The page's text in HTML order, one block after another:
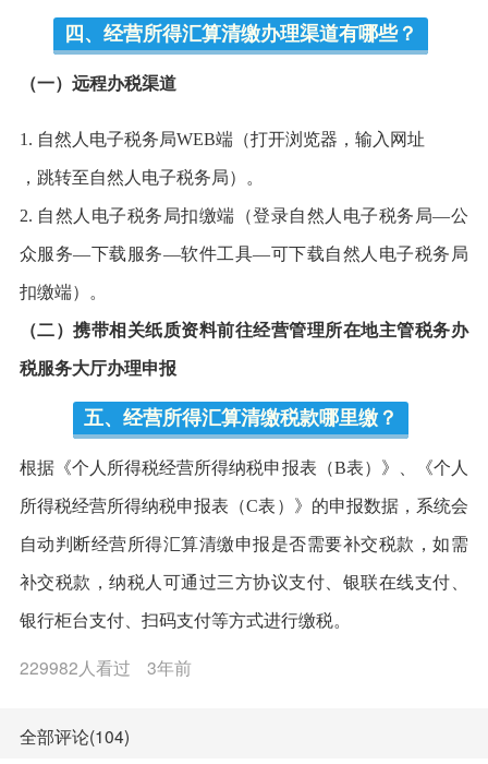
四、经营所得汇算清缴办理渠道有哪些？
（一）远程办税渠道
1. 自然人电子税务局WEB端（打开浏览器，输入网址
，跳转至自然人电子税务局）。
2. 自然人电子税务局扣缴端（登录自然人电子税务局—公
众服务—下载服务—软件工具—可下载自然人电子税务局
扣缴端）。
（二）携带相关纸质资料前往经营管理所在地主管税务办
税服务大厅办理申报
五、经营所得汇算清缴税款哪里缴？
根据《个人所得税经营所得纳税申报表（B表）》、《个人
所得税经营所得纳税申报表（C表）》的申报数据，系统会
自动判断经营所得汇算清缴申报是否需要补交税款，如需
补交税款，纳税人可通过三方协议支付、银联在线支付、
银行柜台支付、扫码支付等方式进行缴税。
229982人看过 3年前
全部评论(104)